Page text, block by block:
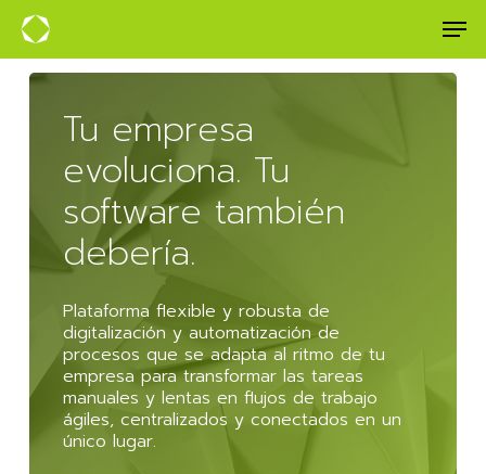
Skip
main
content
Tu empresa
evoluciona. Tu
software también
debería.
Plataforma flexible y robusta de
digitalización y automatización de
procesos que se adapta al ritmo de tu
empresa para transformar las tareas
manuales y lentas en flujos de trabajo
ágiles, centralizados y conectados en un
único lugar.